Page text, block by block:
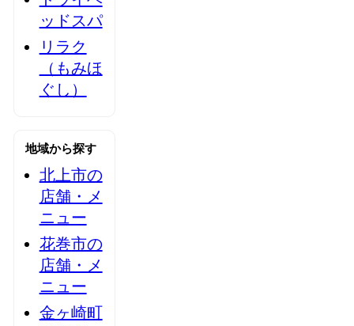
ッドスパ
リラク
（もみほ
ぐし）
地域から探す
北上市の
店舗・メ
ニュー
花巻市の
店舗・メ
ニュー
金ヶ崎町